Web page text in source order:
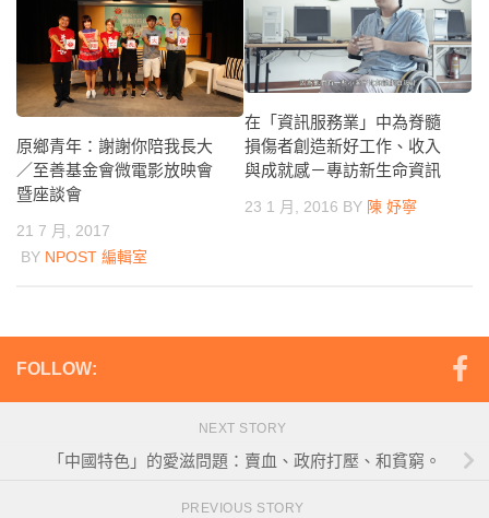
原鄉青年：謝謝你陪我長大
／至善基金會微電影放映會
暨座談會
21 7 月, 2017
BY NPOST 編輯室
在「資訊服務業」中為脊髓
損傷者創造新好工作、收入
與成就感－專訪新生命資訊
23 1 月, 2016 BY 陳 妤寧
FOLLOW:
NEXT STORY
「中國特色」的愛滋問題：賣血、政府打壓、和貧窮。
PREVIOUS STORY